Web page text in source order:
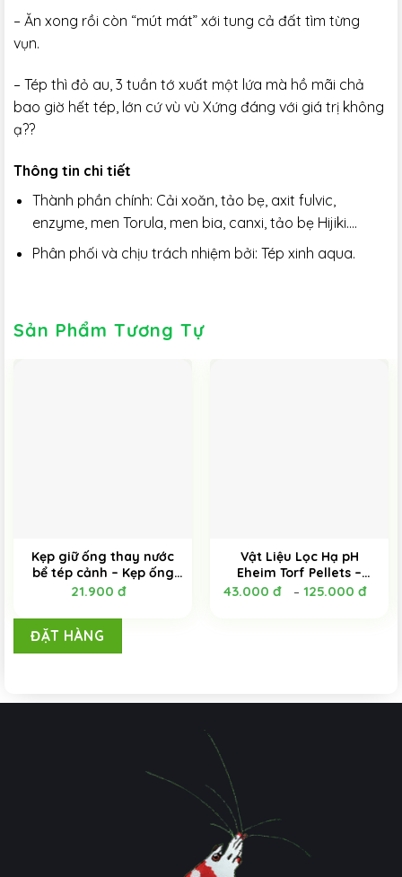
– Ăn xong rồi còn “mút mát” xới tung cả đất tìm từng
vụn.
– Tép thì đỏ au, 3 tuần tớ xuất một lứa mà hồ mãi chả
bao giờ hết tép, lớn cứ vù vù Xứng đáng với giá trị không
ạ??
Thông tin chi tiết
Thành phần chính: Cải xoăn, tảo bẹ, axit fulvic,
enzyme, men Torula, men bia, canxi, tảo bẹ Hijiki….
Phân phối và chịu trách nhiệm bởi: Tép xinh aqua.
Sản Phẩm Tương Tự
Kẹp giữ ống thay nước
bể tép cảnh – Kẹp ống
thay nước bể cá (loại
21.900 đ
ĐẶT HÀNG
Vật Liệu Lọc Hạ pH
Eheim Torf Pellets –
100ML và 300ML
43.000 đ – 125.000 đ